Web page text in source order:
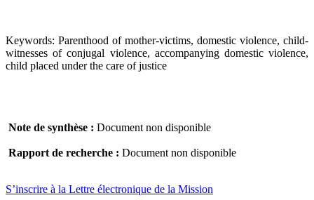
Keywords: Parenthood of mother-victims, domestic violence, child-
witnesses of conjugal violence, accompanying domestic violence,
child placed under the care of justice
Note de synthèse : Document non disponible
Rapport de recherche : Document non disponible
S’inscrire à la Lettre électronique de la Mission